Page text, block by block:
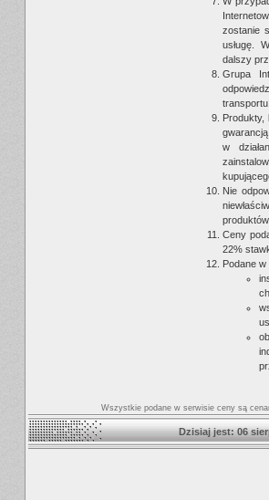
zostanie
usługę.
dalszy
Grupa
Produkty,
w
Nie
produktów.
Ceny
22%
Podane
Wszystkie podane w serwisie ceny są
Dzisiaj jest: 06